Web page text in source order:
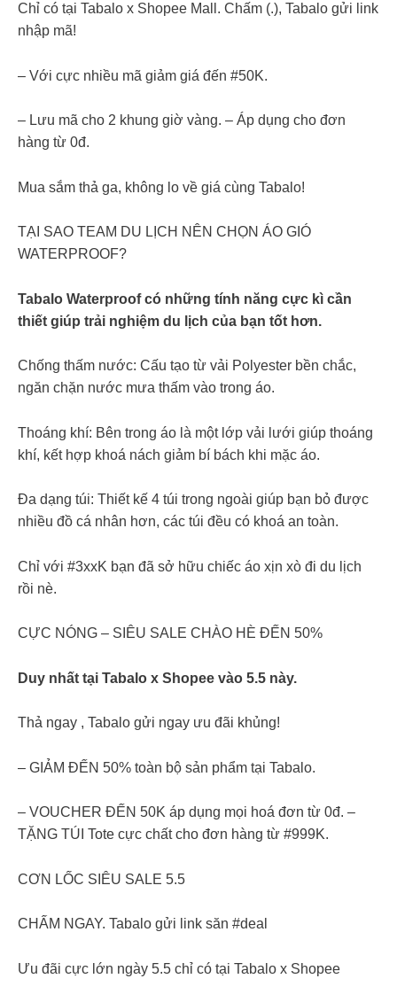
Chỉ có tại Tabalo x Shopee Mall. Chấm (.), Tabalo gửi link
nhập mã!
– Với cực nhiều mã giảm giá đến #50K.
– Lưu mã cho 2 khung giờ vàng. – Áp dụng cho đơn
hàng từ 0đ.
Mua sắm thả ga, không lo về giá cùng Tabalo!
TẠI SAO TEAM DU LỊCH NÊN CHỌN ÁO GIÓ
WATERPROOF?
Tabalo Waterproof có những tính năng cực kì cần
thiết giúp trải nghiệm du lịch của bạn tốt hơn.
Chống thấm nước: Cấu tạo từ vải Polyester bền chắc,
ngăn chặn nước mưa thấm vào trong áo.
Thoáng khí: Bên trong áo là một lớp vải lưới giúp thoáng
khí, kết hợp khoá nách giảm bí bách khi mặc áo.
Đa dạng túi: Thiết kế 4 túi trong ngoài giúp bạn bỏ được
nhiều đồ cá nhân hơn, các túi đều có khoá an toàn.
Chỉ với #3xxK bạn đã sở hữu chiếc áo xịn xò đi du lịch
rồi nè.
CỰC NÓNG – SIÊU SALE CHÀO HÈ ĐẾN 50%
Duy nhất tại Tabalo x Shopee vào 5.5 này.
Thả ngay , Tabalo gửi ngay ưu đãi khủng!
– GIẢM ĐẾN 50% toàn bộ sản phẩm tại Tabalo.
– VOUCHER ĐẾN 50K áp dụng mọi hoá đơn từ 0đ. –
TẶNG TÚI Tote cực chất cho đơn hàng từ #999K.
CƠN LỐC SIÊU SALE 5.5
CHẤM NGAY. Tabalo gửi link săn #deal
Ưu đãi cực lớn ngày 5.5 chỉ có tại Tabalo x Shopee